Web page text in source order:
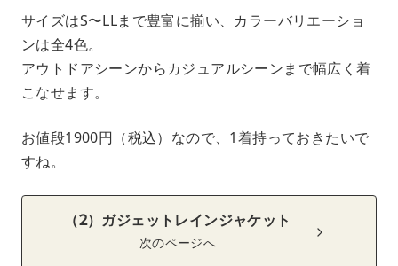
サイズはS〜LLまで豊富に揃い、カラーバリエーショ
ンは全4色。
アウトドアシーンからカジュアルシーンまで幅広く着
こなせます。
お値段1900円（税込）なので、1着持っておきたいで
すね。
（2）ガジェットレインジャケット
次のページへ